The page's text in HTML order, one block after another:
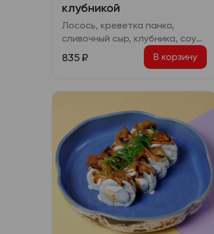
клубникой
Лосось, креветка панко,
сливочный сыр, клубника, соус
терияки
835₽ В корзину